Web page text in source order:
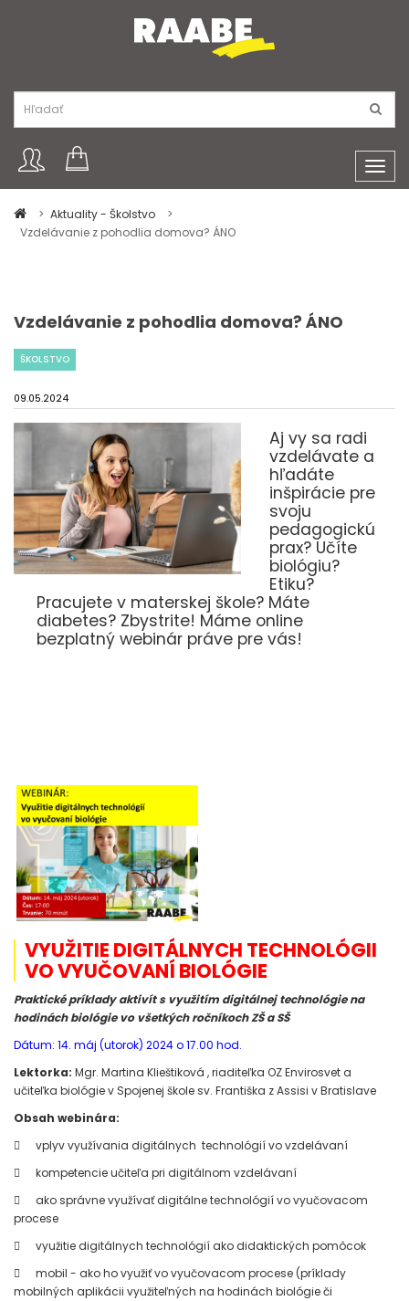
Aktuality - Školstvo
Vzdelávanie z pohodlia domova? ÁNO
Vzdelávanie z pohodlia domova? ÁNO
ŠKOLSTVO
09.05.2024
Aj vy sa radi
vzdelávate a
hľadáte
inšpirácie pre
svoju
pedagogickú
prax? Učíte
biológiu?
Etiku?
Pracujete v materskej škole? Máte
diabetes? Zbystrite! Máme online
bezplatný webinár práve pre vás!
VYUŽITIE DIGITÁLNYCH TECHNOLÓGII
VO VYUČOVANÍ BIOLÓGIE
Praktické príklady aktivít s využitím digitálnej technológie na
hodinách biológie vo všetkých ročníkoch ZŠ a SŠ
Dátum: 14. máj (utorok) 2024 o 17.00 hod.
Lektorka: Mgr. Martina Klieštiková , riaditeľka OZ Envirosvet a
učiteľka biológie v Spojenej škole sv. Františka z Assisi v Bratislave
Obsah webinára:

vplyv využívania digitálnych technológií vo vzdelávaní

kompetencie učiteľa pri digitálnom vzdelávaní

ako správne využívať digitálne technológií vo vyučovacom
procese

využitie digitálnych technológií ako didaktických pomôcok

mobil - ako ho využiť vo vyučovacom procese (príklady
mobilných aplikácii využiteľných na hodinách biológie či